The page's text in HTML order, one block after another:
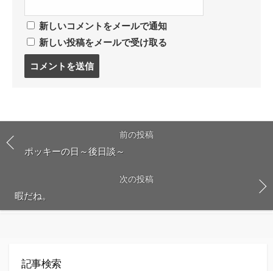
新しいコメントをメールで通知
新しい投稿をメールで受け取る
る
前の投稿
ポッキーの日～後日談～
次の投稿
暇だね。
記事検索